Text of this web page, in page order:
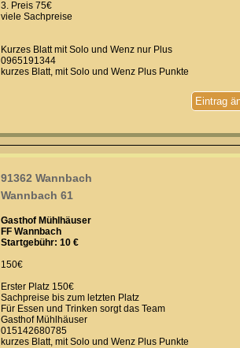
3. Preis 75€
viele Sachpreise
Kurzes Blatt mit Solo und Wenz nur Plus
0965191344
kurzes Blatt, mit Solo und Wenz Plus Punkte
Eintrag
91362 Wannbach
Wannbach 61
Gasthof Mühlhäuser
FF Wannbach
Startgebühr: 10 €
150€
Erster Platz 150€
Sachpreise bis zum letzten Platz
Für Essen und Trinken sorgt das Team
Gasthof Mühlhäuser
015142680785
kurzes Blatt, mit Solo und Wenz Plus Punkte